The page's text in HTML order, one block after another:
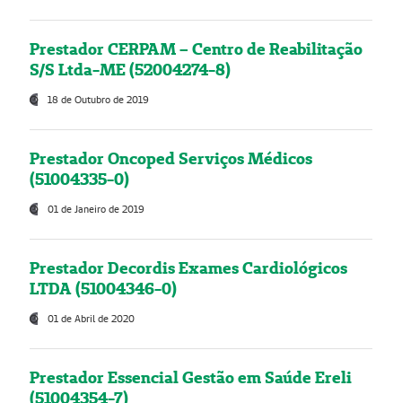
Prestador CERPAM – Centro de Reabilitação
S/S Ltda-ME (52004274-8)
18 de Outubro de 2019
Prestador Oncoped Serviços Médicos
(51004335-0)
01 de Janeiro de 2019
Prestador Decordis Exames Cardiológicos
LTDA (51004346-0)
01 de Abril de 2020
Prestador Essencial Gestão em Saúde Ereli
(51004354-7)